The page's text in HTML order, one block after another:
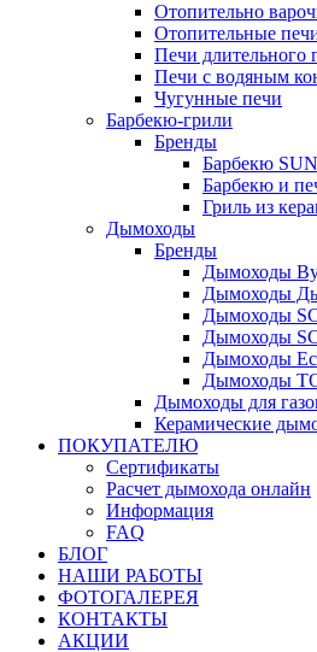
Отопительно
Отопительные
Печи длительного
Печи с водяным
Чугунные печи
Барбекю-грили
Бренды
Барбекю
Барбекю и
Гриль из
Дымоходы
Бренды
Дымоходы
Дымоходы
Дымоходы
Дымоходы
Дымоходы
Дымоходы
Дымоходы для
Керамические
ПОКУПАТЕЛЮ
Сертификаты
Расчет дымохода онлайн
Информация
FAQ
БЛОГ
НАШИ РАБОТЫ
ФОТОГАЛЕРЕЯ
КОНТАКТЫ
АКЦИИ